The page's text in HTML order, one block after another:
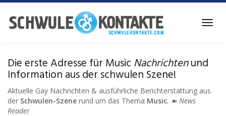
Skip
main
Die erste Adresse für Music Nachrichtenund
Information aus der schwulen Szene!
Aktuelle Gay Nachrichten & ausführliche Berichterstattung aus
der Schwulen-Szene rund um das Thema Music. ➽ News
Reader